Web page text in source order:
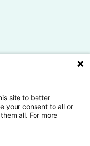
site to better
your consent to all or
all. For more